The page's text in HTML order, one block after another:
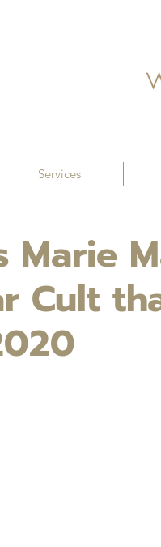
Marie
Cult
Services